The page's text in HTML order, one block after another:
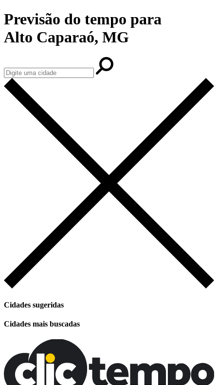
Previsão do tempo para
Alto Caparaó, MG
Cidades sugeridas
Cidades mais buscadas